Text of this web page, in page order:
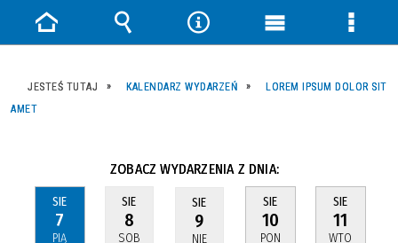
JESTEŚ TUTAJ KALENDARZ WYDARZEŃ
LOREM IPSUM DOLOR SIT
AMET
ZOBACZ WYDARZENIA Z DNIA:
SIE
7
PIĄ
SIE
8
SOB
SIE
9
NIE
SIE
10
PON
SIE
11
WTO
Strona
główna
Wyszukiwarka
NarzędziaMenu
Menu